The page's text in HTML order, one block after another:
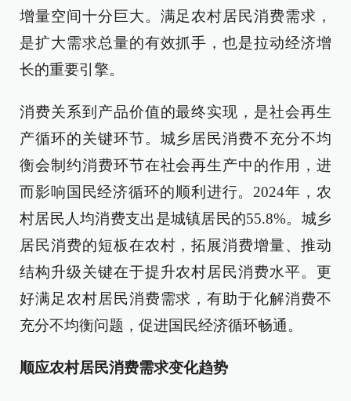
增量空间十分巨大。满足农村居民消费需求，
是扩大需求总量的有效抓手，也是拉动经济增
长的重要引擎。
消费关系到产品价值的最终实现，是社会再生
产循环的关键环节。城乡居民消费不充分不均
衡会制约消费环节在社会再生产中的作用，进
而影响国民经济循环的顺利进行。2024年，农
村居民人均消费支出是城镇居民的55.8%。城乡
居民消费的短板在农村，拓展消费增量、推动
结构升级关键在于提升农村居民消费水平。更
好满足农村居民消费需求，有助于化解消费不
充分不均衡问题，促进国民经济循环畅通。
顺应农村居民消费需求变化趋势